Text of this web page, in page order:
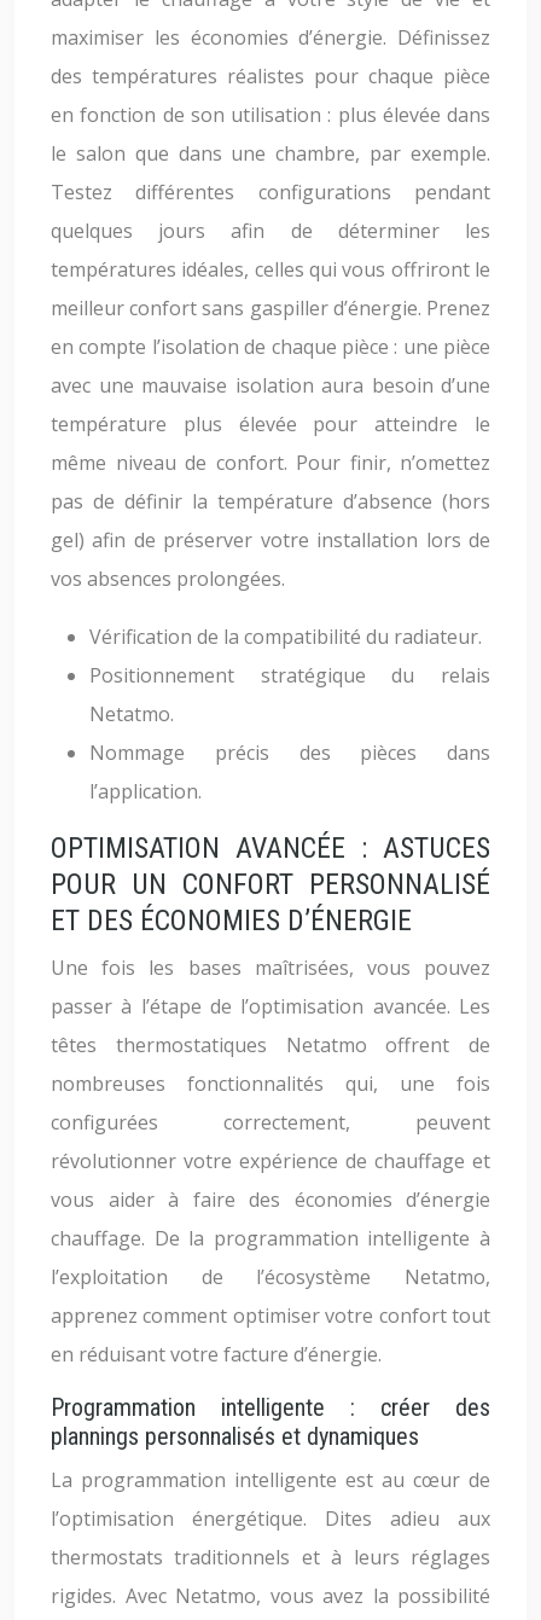
maximiser les économies d’énergie. Définissez
des températures réalistes pour chaque pièce
en fonction de son utilisation : plus élevée dans
le salon que dans une chambre, par exemple.
Testez différentes configurations pendant
quelques jours afin de déterminer les
températures idéales, celles qui vous offriront le
meilleur confort sans gaspiller d’énergie. Prenez
en compte l’isolation de chaque pièce : une pièce
avec une mauvaise isolation aura besoin d’une
température plus élevée pour atteindre le
même niveau de confort. Pour finir, n’omettez
pas de définir la température d’absence (hors
gel) afin de préserver votre installation lors de
vos absences prolongées.
Vérification de la compatibilité du radiateur.
Positionnement stratégique du relais
Netatmo.
Nommage précis des pièces dans
l’application.
OPTIMISATION AVANCÉE : ASTUCES
POUR UN CONFORT PERSONNALISÉ
ET DES ÉCONOMIES D’ÉNERGIE
Une fois les bases maîtrisées, vous pouvez
passer à l’étape de l’optimisation avancée. Les
têtes thermostatiques Netatmo offrent de
nombreuses fonctionnalités qui, une fois
configurées correctement, peuvent
révolutionner votre expérience de chauffage et
vous aider à faire des économies d’énergie
chauffage. De la programmation intelligente à
l’exploitation de l’écosystème Netatmo,
apprenez comment optimiser votre confort tout
en réduisant votre facture d’énergie.
Programmation intelligente : créer des
plannings personnalisés et dynamiques
La programmation intelligente est au cœur de
l’optimisation énergétique. Dites adieu aux
thermostats traditionnels et à leurs réglages
rigides. Avec Netatmo, vous avez la possibilité